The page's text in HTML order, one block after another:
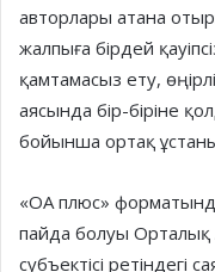
авторлары атана
жалпыға бірдей
қамтамасыз ету,
аясында бір-біріне
бойынша ортақ
«ОА плюс»
пайда болуы Орталық
субъектісі ретіндегі